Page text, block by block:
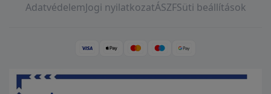
AdatvédelemJogi nyilatkozatÁSZFSüti beállítások